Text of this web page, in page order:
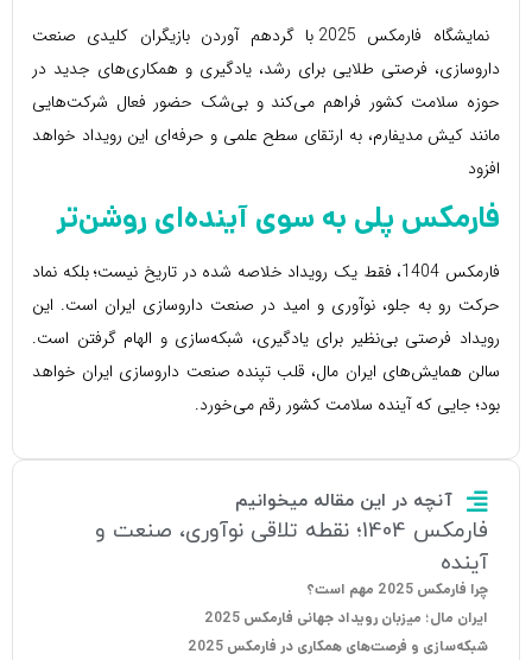
نمایشگاه فارمکس 2025 با گردهم آوردن بازیگران کلیدی صنعت
داروسازی، فرصتی طلایی برای رشد، یادگیری و همکاری‌های جدید در
حوزه سلامت کشور فراهم می‌کند و بی‌شک حضور فعال شرکت‌هایی
مانند کیش مدیفارم، به ارتقای سطح علمی و حرفه‌ای این رویداد خواهد
افزود
فارمکسپلی به سوی آینده‌ای روشن‌تر
فارمکس 1404، فقط یک رویداد خلاصه شده در تاریخ نیست؛ بلکه نماد
حرکت رو به جلو، نوآوری و امید در صنعت داروسازی ایران ‌است. این
رویداد فرصتی بی‌نظیر برای یادگیری، شبکه‌سازی و الهام گرفتن است.
سالن همایش‌های ایران مال، قلب تپنده صنعت داروسازی ایران خواهد
بود؛ جایی که آینده سلامت کشور رقم می‌خورد.
آنچه در این مقاله میخوانیم
فارمکس 1404؛ نقطه تلاقی نوآوری، صنعت و
آینده
چرا فارمکس 2025 مهم است؟
ایران مال؛ میزبان رویداد جهانی فارمکس 2025
شبکه‌سازی و فرصت‌های همکاری در فارمکس 2025